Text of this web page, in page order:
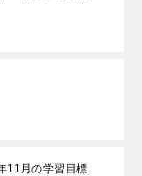
11月の学習目標